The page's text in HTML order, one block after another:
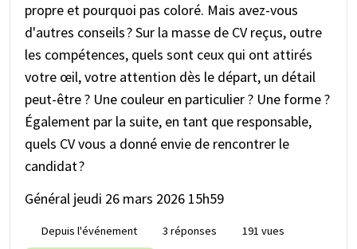
propre et pourquoi pas coloré. Mais avez-vous
d'autres conseils ? Sur la masse de CV reçus, outre
les compétences, quels sont ceux qui ont attirés
votre œil, votre attention dès le départ, un détail
peut-être ? Une couleur en particulier ? Une forme ?
Également par la suite, en tant que responsable,
quels CV vous a donné envie de rencontrer le
candidat ?
Général jeudi 26 mars 2026 15h59
Depuis l'événement 3 réponses 191 vues